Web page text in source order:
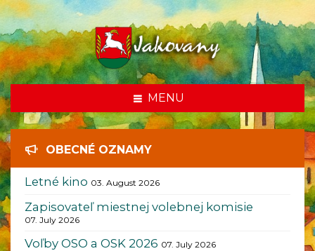
som tu
MENU
OBECNÉ OZNAMY
Letné kino 03. August 2026
Zapisovateľ miestnej volebnej komisie
07. July 2026
Voľby OSO a OSK 2026 07. July 2026